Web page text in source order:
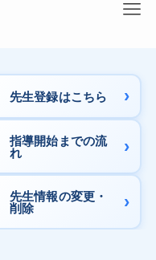
先生登録はこちら
指導開始までの流
れ
先生情報の変更・
削除